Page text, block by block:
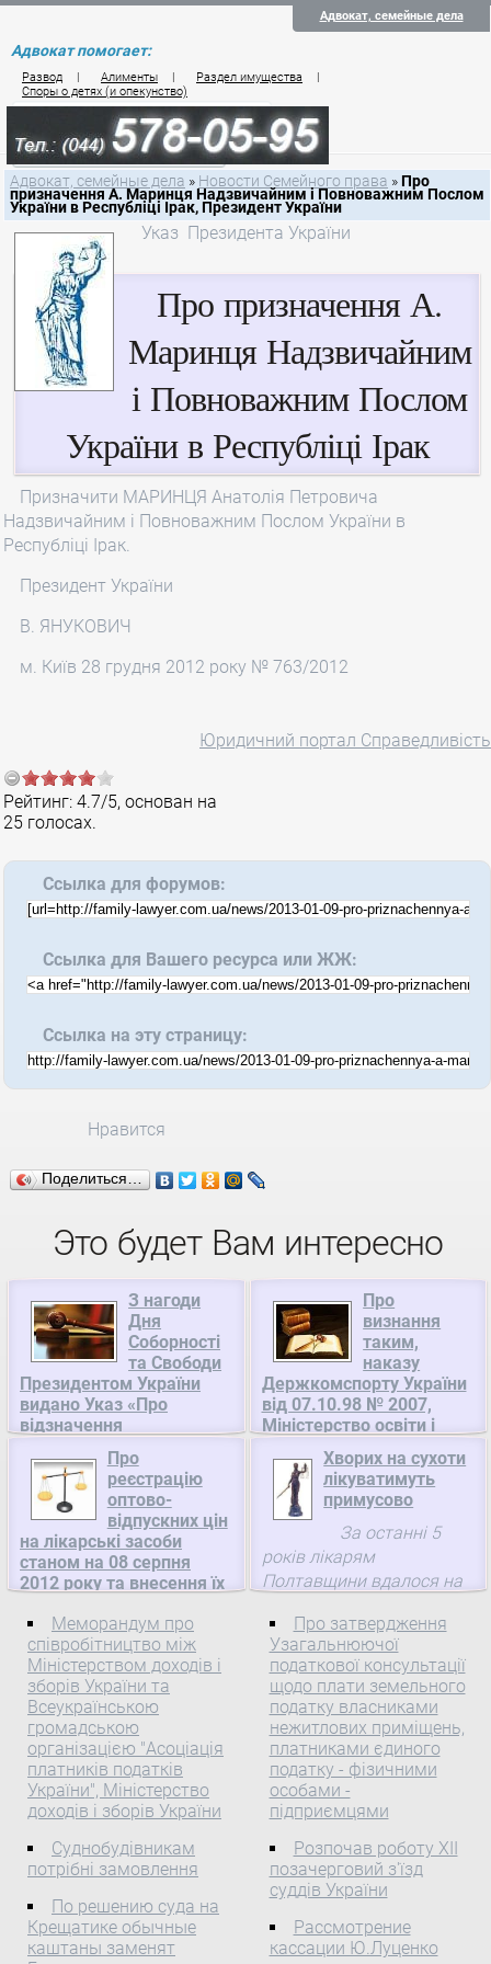
Адвокат, семейные дела
Адвокат помогает:
Развод | Алименты | Раздел имущества
|
Споры о детях (и опекунство)
Цены на услуги по семейному праву
Контакты семейного юриста
Адвокат, семейные дела » Новости Семейного права » Про
призначення А. Маринця Надзвичайним і Повноважним Послом
України в Республіці Ірак, Президент України
Указ Президента України
Про призначення А.
Маринця Надзвичайним
і Повноважним Послом
України в Республіці Ірак
Призначити МАРИНЦЯ Анатолія Петровича
Надзвичайним і Повноважним Послом України в
Республіці Ірак.
Президент України
В. ЯНУКОВИЧ
м. Київ 28 грудня 2012 року № 763/2012
Юридичний портал Справедливість
Рейтинг: 4.7/5, основан на
25 голосах.
Ссылка для форумов:
Ссылка для Вашего ресурса или ЖЖ:
Ссылка на эту страницу:
Нравится
Поделиться…
Это будет Вам интересно
З нагоди
Дня
Соборності
та Свободи
Президентом України
видано Указ «Про
відзначення
державними нагородами
України з нагоди Дня
Соборності та Свободи
України»
22 січня 2013 року
Президентом України
Віктором Януковичем
видано Указ «Про
відзначення державними
нагородами України з
нагоди Дня Соборності та
Свободи України».
Про
реєстрацію
оптово-
відпускних цін
на лікарські засоби
станом на 08 серпня
2012 року та внесення їх
охорони здоров'я України
Про реєстрацію
оптово-відпускних цін на
лікарські засоби станом
на 08 серпня 2012 року
та внесення їх до реєстру
Відповідно до пункту 7
Положення про реєстр
оптово-відпускних цін на
лікарські засоби і вироби
медичного призначення,
порядок внесення до
нього змін ( z1141-11 ),
затвердженого наказом
Меморандум про
співробітництво між
Міністерством доходів і
зборів України та
Всеукраїнською
громадською
організацією "Асоціація
платників податків
України", Міністерство
доходів і зборів України
Суднобудівникам
потрібні замовлення
По решению суда на
Крещатике обычные
каштаны заменят
Про
визнання
таким,
наказу
Держкомспорту України
від 07.10.98 № 2007,
Міністерство освіти і
науки, молоді та спорту
України
Зареєстровано в
Міністерстві юстиції
України 13 вересня 2012
р. за № 1597/21909 Про
визнання таким, що
втратив чинність, наказу
Держкомспорту України
від 07.10.98 № 2007
Хворих на сухоти
лікуватимуть
примусово
За останні 5
років лікарям
Полтавщини вдалося на
захворюваності на
туберкульоз. На 30%
зменшився рівень
смертності серед хворих
на цю недугу. Та все одно
у краї діагностують ...
Про затвердження
Узагальнюючої
податкової консультації
щодо плати земельного
податку власниками
нежитлових приміщень,
платниками єдиного
податку - фізичними
особами -
підприємцями
Розпочав роботу XII
позачерговий з'їзд
суддів України
Рассмотрение
кассации Ю.Луценко